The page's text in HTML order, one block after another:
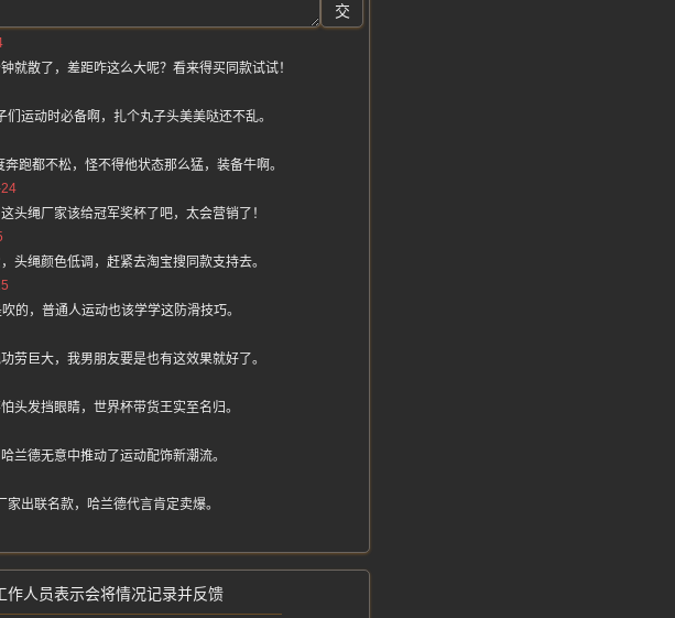
交
就散了，差距咋这么大呢？看来得买同款试试！
运动时必备啊，扎个丸子头美美哒还不乱。
跑都不松，怪不得他状态那么猛，装备牛啊。
头绳厂家该给冠军奖杯了吧，太会营销了！
头绳颜色低调，赶紧去淘宝搜同款支持去。
的，普通人运动也该学学这防滑技巧。
劳巨大，我男朋友要是也有这效果就好了。
头发挡眼睛，世界杯带货王实至名归。
兰德无意中推动了运动配饰新潮流。
出联名款，哈兰德代言肯定卖爆。
人员表示会将情况记录并反馈